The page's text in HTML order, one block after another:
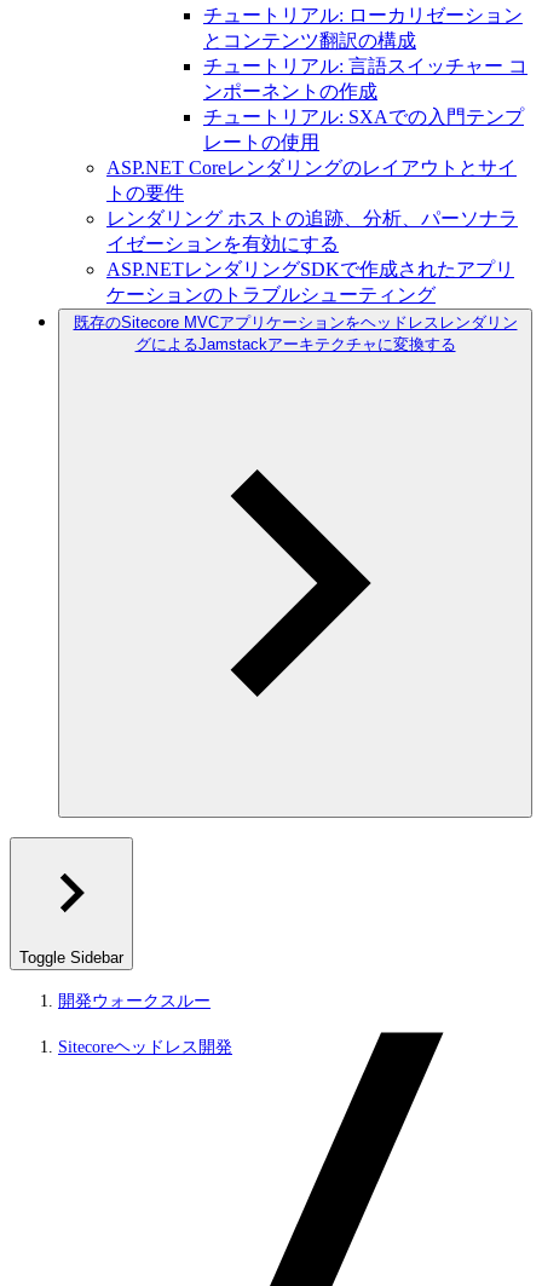
チュートリアル: ローカリゼーション
とコンテンツ翻訳の構成
チュートリアル: 言語スイッチャー コ
ンポーネントの作成
チュートリアル: SXAでの入門テンプ
レートの使用
ASP.NET Coreレンダリングのレイアウトとサイ
トの要件
レンダリング ホストの追跡、分析、パーソナラ
イゼーションを有効にする
ASP.NETレンダリングSDKで作成されたアプリ
ケーションのトラブルシューティング
既存のSitecore MVCアプリケーションをヘッドレスレンダリン
グによるJamstackアーキテクチャに変換する
Toggle Sidebar
開発ウォークスルー
Sitecoreヘッドレス開発